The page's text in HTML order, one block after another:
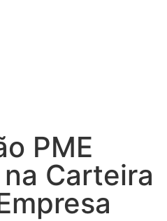
PME
Carteira